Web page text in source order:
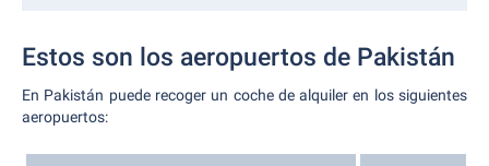
Estos son los aeropuertos de Pakistán
En Pakistán puede recoger un coche de alquiler en los siguientes
aeropuertos: